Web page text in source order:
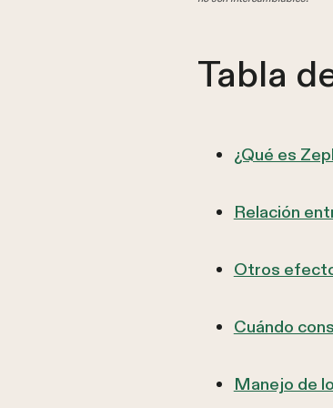
Tabla
¿Qué es
Relación
Otros
Cuándo
Manejo de